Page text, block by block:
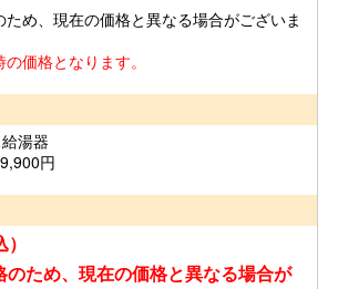
め、現在の価格と異なる場合がございま
価格となります。
湯器
円
のため、現在の価格と異なる場合が